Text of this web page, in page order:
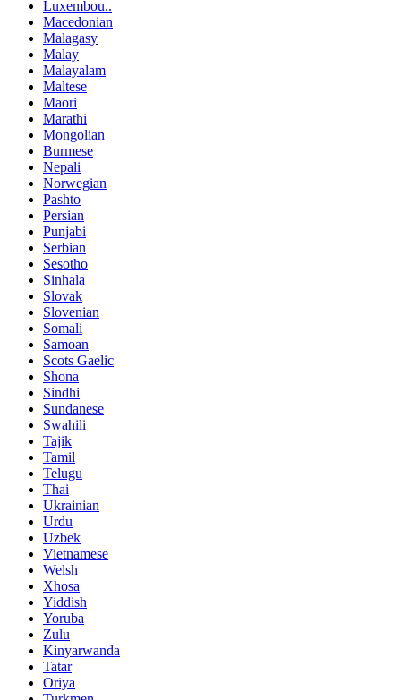
Luxembou..
Macedonian
Malagasy
Malay
Malayalam
Maltese
Maori
Marathi
Mongolian
Burmese
Nepali
Norwegian
Pashto
Persian
Punjabi
Serbian
Sesotho
Sinhala
Slovak
Slovenian
Somali
Samoan
Scots Gaelic
Shona
Sindhi
Sundanese
Swahili
Tajik
Tamil
Telugu
Thai
Ukrainian
Urdu
Uzbek
Vietnamese
Welsh
Xhosa
Yiddish
Yoruba
Zulu
Kinyarwanda
Tatar
Oriya